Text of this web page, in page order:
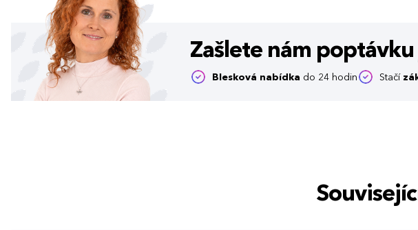
Zašlete nám poptávku
Blesková nabídka do 24 hodin Stačí